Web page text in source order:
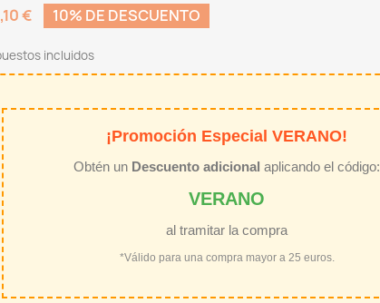
€
10% DE DESCUENTO
incluidos
¡Promoción Especial VERANO!
Obtén un Descuento adicional aplicando el código:
VERANO
al tramitar la compra
*Válido para una compra mayor a 25 euros.